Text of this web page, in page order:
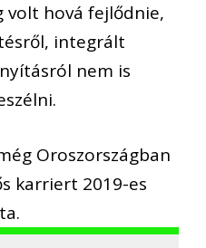
hová fejlődnie,
integrált
nem is
Oroszországban
karriert 2019-es